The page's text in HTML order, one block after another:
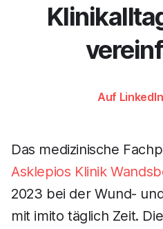
Auf
Das medizinische
Asklepios Klinik
2023 bei der Wund-
mit imito täglich Zeit.